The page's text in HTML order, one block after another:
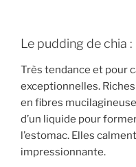
Le pudding de chia :
Très tendance et pour
exceptionnelles.
en fibres
d’un liquide pour
l’estomac. Elles
impressionnante.